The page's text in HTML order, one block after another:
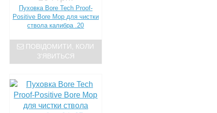
Пуховка Bore Tech Proof-
Positive Bore Mop для чистки
ствола калибра .20
ПОВІДОМИТИ, КОЛИ
З'ЯВИТЬСЯ